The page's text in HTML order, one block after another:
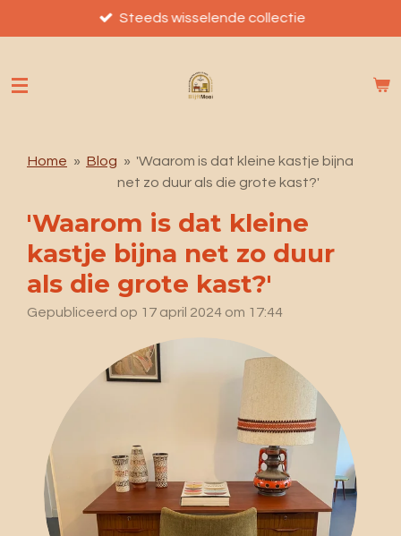
direct
de
Steeds wisselende collectie
Home » Blog » 'Waarom is dat kleine kastje bijna
net zo duur als die grote kast?'
'Waarom is dat kleine
kastje bijna net zo duur
als die grote kast?'
Gepubliceerd op 17 april 2024 om 17:44